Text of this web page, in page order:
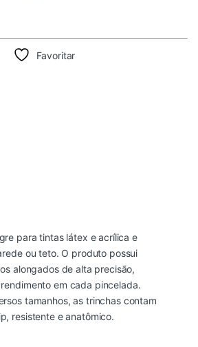
Favoritar
para tintas látex e acrílica e
ou teto. O produto possui
alongados de alta precisão,
em cada pincelada.
tamanhos, as trinchas contam
resistente e anatômico.